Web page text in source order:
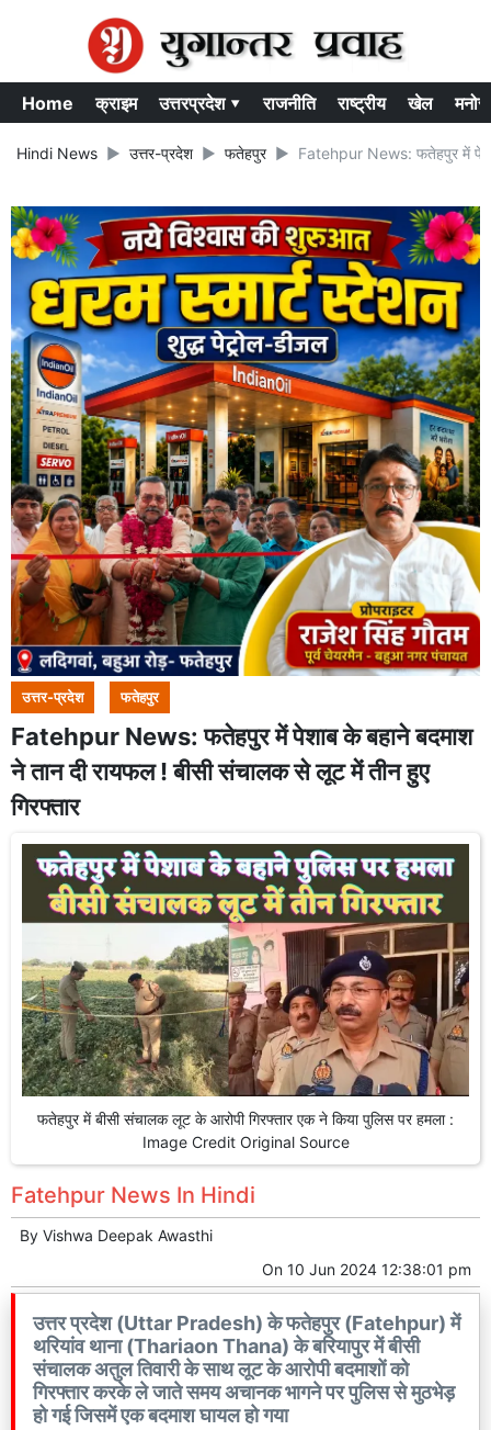
Home क्राइम उत्तरप्रदेश ▾ राजनीति राष्ट्रीय खेल
Hindi News उत्तर-प्रदेश फतेहपुर Fatehpur News: फतेहपुर में
उत्तर-प्रदेश फतेहपुर
Fatehpur News: फतेहपुर में पेशाब के बहाने बदमाश
ने तान दी रायफल ! बीसी संचालक से लूट में तीन हुए
गिरफ्तार
फतेहपुर में बीसी संचालक लूट के आरोपी गिरफ्तार एक ने किया पुलिस पर हमला :
Image Credit Original Source
Fatehpur News In Hindi
By Vishwa Deepak Awasthi
On 10 Jun 2024 12:38:01 pm
उत्तर प्रदेश (Uttar Pradesh) के फतेहपुर (Fatehpur) में
थरियांव थाना (Thariaon Thana) के बरियापुर में बीसी
संचालक अतुल तिवारी के साथ लूट के आरोपी बदमाशों को
गिरफ्तार करके ले जाते समय अचानक भागने पर पुलिस से मुठभेड़
हो गई जिसमें एक बदमाश घायल हो गया